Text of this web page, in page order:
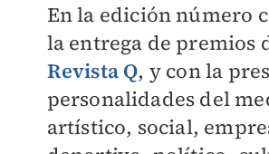
En la edición número
la entrega de premios
Revista Q, y con la
personalidades del
artístico, social,